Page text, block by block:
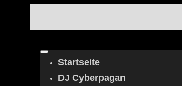
Startseite
DJ Cyberpagan